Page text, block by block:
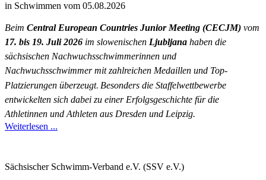
in Schwimmen vom 05.08.2026
Beim Central European Countries Junior Meeting (CECJM) vom
17. bis 19. Juli 2026 im slowenischen Ljubljana haben die
sächsischen Nachwuchsschwimmerinnen und
Nachwuchsschwimmer mit zahlreichen Medaillen und Top-
Platzierungen überzeugt. Besonders die Staffelwettbewerbe
entwickelten sich dabei zu einer Erfolgsgeschichte für die
Athletinnen und Athleten aus Dresden und Leipzig.
Weiterlesen ...
Sächsischer Schwimm-Verband e.V. (SSV e.V.)